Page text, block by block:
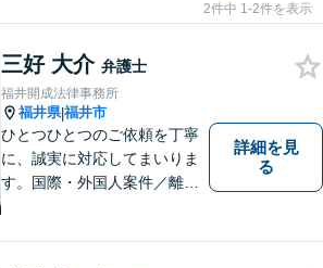
2件中 1-2件を表示
三好 大介 弁護士
福井開成法律事務所
福井県|福井市
ひとつひとつのご依頼を丁寧
に、誠実に対応してまいりま
す。国際・外国人案件／離
詳細を見
る